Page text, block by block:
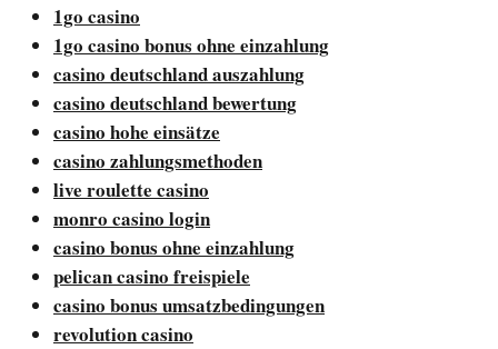
1go casino
1go casino bonus ohne einzahlung
casino deutschland auszahlung
casino deutschland bewertung
casino hohe einsätze
casino zahlungsmethoden
live roulette casino
monro casino login
casino bonus ohne einzahlung
pelican casino freispiele
casino bonus umsatzbedingungen
revolution casino